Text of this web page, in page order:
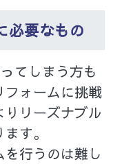
必要なもの
てしまう方も
フォームに挑戦
リーズナブル
す。
行うのは難し